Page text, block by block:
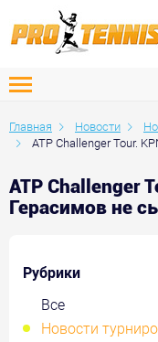
Главная Новости
ATP Challenger Tour.
ATP Challenger
Герасимов не
Рубрики
Все
Новости